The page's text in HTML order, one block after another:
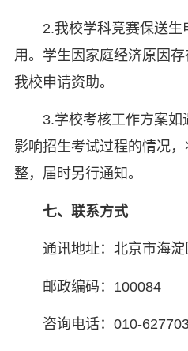
2.我校学科竞赛保送
用。学生因家庭经济原因
我校申请资助。
3.学校考核工作方案
影响招生考试过程的情况
整，届时另行通知。
七、 联系方式
通讯地址：北京市海
邮政编码：100084
咨询电话：010-